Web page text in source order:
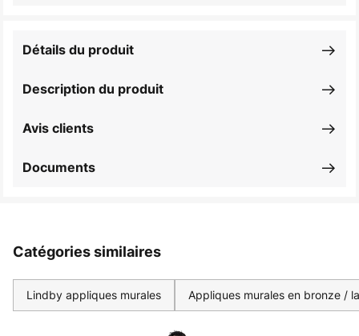
Description du produit
Détails du produit
Avis clients
Documents
Catégories similaires
Lindby appliques murales Appliques murales en bronze /